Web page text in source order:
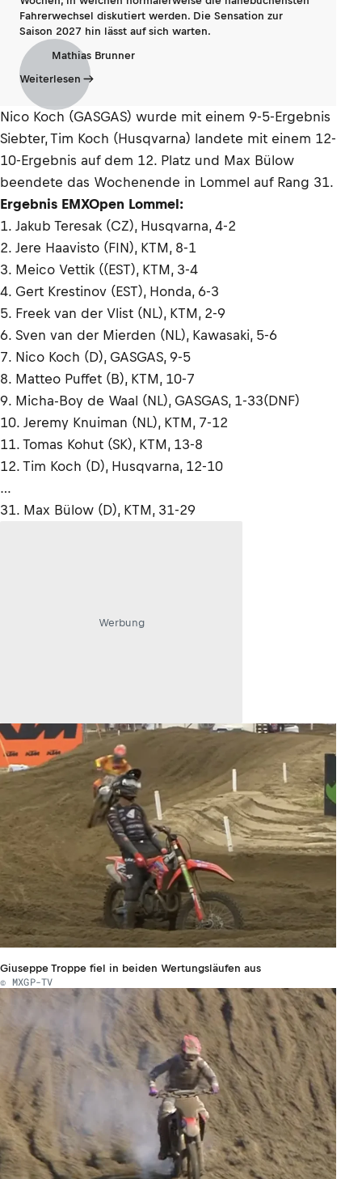
Fahrerwechsel diskutiert werden. Die Sensation zur
Saison 2027 hin lässt auf sich warten.
Mathias Brunner
Weiterlesen
Nico Koch (GASGAS) wurde mit einem 9-5-Ergebnis
Siebter, Tim Koch (Husqvarna) landete mit einem 12-
10-Ergebnis auf dem 12. Platz und Max Bülow
beendete das Wochenende in Lommel auf Rang 31.
Ergebnis EMXOpen Lommel:
1. Jakub Teresak (CZ), Husqvarna, 4-2
2. Jere Haavisto (FIN), KTM, 8-1
3. Meico Vettik ((EST), KTM, 3-4
4. Gert Krestinov (EST), Honda, 6-3
5. Freek van der Vlist (NL), KTM, 2-9
6. Sven van der Mierden (NL), Kawasaki, 5-6
7. Nico Koch (D), GASGAS, 9-5
8. Matteo Puffet (B), KTM, 10-7
9. Micha-Boy de Waal (NL), GASGAS, 1-33(DNF)
10. Jeremy Knuiman (NL), KTM, 7-12
11. Tomas Kohut (SK), KTM, 13-8
12. Tim Koch (D), Husqvarna, 12-10
…
31. Max Bülow (D), KTM, 31-29
Werbung
Giuseppe Troppe fiel in beiden Wertungsläufen aus
© MXGP-TV